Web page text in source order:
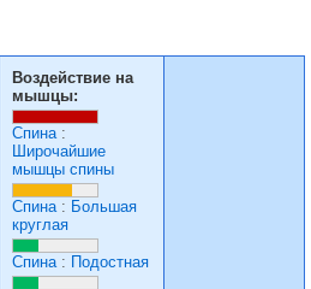
Воздействие на
мышцы:
Спина:
Широчайшие
мышцы спины
Спина: Большая
круглая
Спина: Подостная